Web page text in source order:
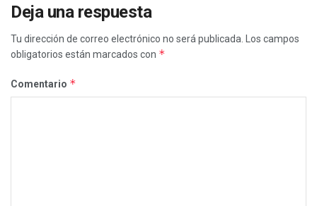
Deja una respuesta
Tu dirección de correo electrónico no será publicada.
Los campos
obligatorios están marcados con *
Comentario *